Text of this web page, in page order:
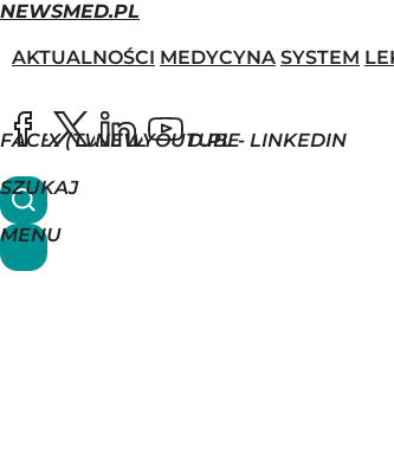
NEWSMED.PL
AKTUALNOŚCI MEDYCYNA SYSTEM
FACEBOOK
X (TWITTER)
NEWSMED.PL - LINKEDIN
YOUTUBE
SZUKAJ
MENU